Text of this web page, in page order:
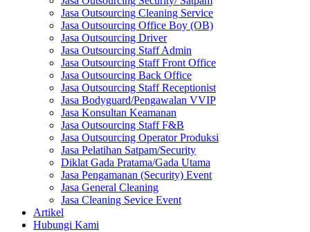
Jasa Outsourcing Cleaning Service
Jasa Outsourcing Office Boy (OB)
Jasa Outsourcing Driver
Jasa Outsourcing Staff Admin
Jasa Outsourcing Staff Front Office
Jasa Outsourcing Back Office
Jasa Outsourcing Staff Receptionist
Jasa Bodyguard/Pengawalan VVIP
Jasa Konsultan Keamanan
Jasa Outsourcing Staff F&B
Jasa Outsourcing Operator Produksi
Jasa Pelatihan Satpam/Security
Diklat Gada Pratama/Gada Utama
Jasa Pengamanan (Security) Event
Jasa General Cleaning
Jasa Cleaning Sevice Event
Artikel
Hubungi Kami